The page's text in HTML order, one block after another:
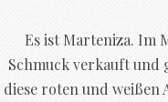
Es ist Marteniza. Im
Schmuck verkauft und
diese roten und weißen